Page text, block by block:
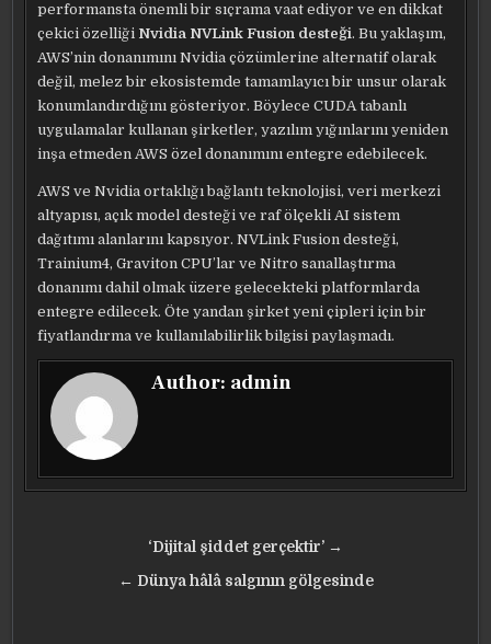
performansta önemli bir sıçrama vaat ediyor ve en dikkat
çekici özelliği Nvidia NVLink Fusion desteği. Bu yaklaşım,
AWS’nin donanımını Nvidia çözümlerine alternatif olarak
değil, melez bir ekosistemde tamamlayıcı bir unsur olarak
konumlandırdığını gösteriyor. Böylece CUDA tabanlı
uygulamalar kullanan şirketler, yazılım yığınlarını yeniden
inşa etmeden AWS özel donanımını entegre edebilecek.
AWS ve Nvidia ortaklığı bağlantı teknolojisi, veri merkezi
altyapısı, açık model desteği ve raf ölçekli AI sistem
dağıtımı alanlarını kapsıyor. NVLink Fusion desteği,
Trainium4, Graviton CPU’lar ve Nitro sanallaştırma
donanımı dahil olmak üzere gelecekteki platformlarda
entegre edilecek. Öte yandan şirket yeni çipleri için bir
fiyatlandırma ve kullanılabilirlik bilgisi paylaşmadı.
Author: admin
gezinmesi
‘Dijital şiddet gerçektir’ →
← Dünya hâlâ salgının gölgesinde